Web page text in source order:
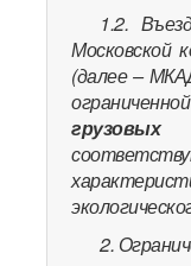
1.2.
Московской
(далее –
грузовых
2.